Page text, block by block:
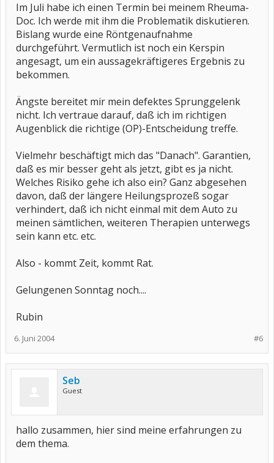
Im Juli habe ich einen Termin bei meinem Rheuma-
Doc. Ich werde mit ihm die Problematik diskutieren.
Bislang wurde eine Röntgenaufnahme
durchgeführt. Vermutlich ist noch ein Kerspin
angesagt, um ein aussagekräftigeres Ergebnis zu
bekommen.
Ängste bereitet mir mein defektes Sprunggelenk
nicht. Ich vertraue darauf, daß ich im richtigen
Augenblick die richtige (OP)-Entscheidung treffe.
Vielmehr beschäftigt mich das "Danach". Garantien,
daß es mir besser geht als jetzt, gibt es ja nicht.
Welches Risiko gehe ich also ein? Ganz abgesehen
davon, daß der längere Heilungsprozeß sogar
verhindert, daß ich nicht einmal mit dem Auto zu
meinen sämtlichen, weiteren Therapien unterwegs
sein kann etc. etc.
Also - kommt Zeit, kommt Rat.
Gelungenen Sonntag noch....
Rubin
#6
6. Juni 2004
Seb
Guest
hallo zusammen, hier sind meine erfahrungen zu
dem thema.